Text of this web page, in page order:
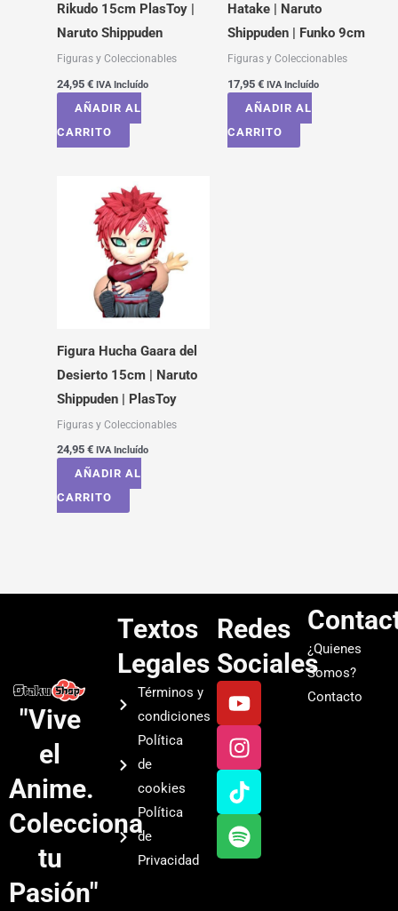
Rikudo 15cm PlasToy |
Naruto Shippuden
Figuras y Coleccionables
24,95 € IVA Incluído
AÑADIR AL
CARRITO
Hatake | Naruto
Shippuden | Funko 9cm
Figuras y Coleccionables
17,95 € IVA Incluído
AÑADIR AL
CARRITO
Figura Hucha Gaara del
Desierto 15cm | Naruto
Shippuden | PlasToy
Figuras y Coleccionables
24,95 € IVA Incluído
AÑADIR AL
CARRITO
"Vive
el
Anime.
Colecciona
tu
Pasión"
Textos
Legales
Términos y
condiciones
Política
de
cookies
Política
de
Privacidad
Redes
Sociales
Y
o
u
t
u
b
e
I
n
s
t
a
g
r
a
T
i
k
t
o
k
S
p
o
t
i
f
y
¿Quienes
Somos?
Contacto